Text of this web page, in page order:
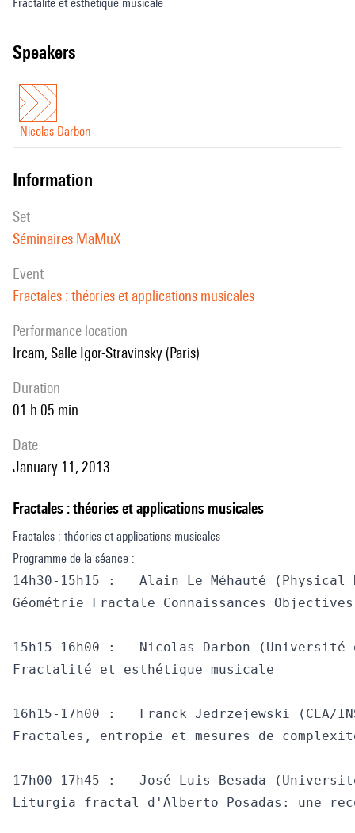
Fractalité et esthétique musicale
speakers
Nicolas Darbon
information
set
Séminaires MaMuX
event
Fractales : théories et applications musicales
performance location
Ircam, Salle Igor-Stravinsky (Paris)
duration
01 h 05 min
date
January 11, 2013
Fractales : théories et applications musicales
Fractales : théories et applications musicales
Programme de la séance :
14h30-15h15 : 	Alain Le Méhauté (Physical Department, Kazan Federal University Tatarstan Russia / Institut Franco Québécois)
Géométrie Fractale Connaissances
15h15-16h00 : 	Nicolas Darbon (Université de Rouen)
Fractalité et esthétique musicale
16h15-17h00 : 	Franck Jedrzejewski (CEA/INSTN)
Fractales, entropie et mesures de
17h00-17h45 : 	José Luis Besada (Université Paris 8 / Universidad Complutense de Madrid)
Liturgia fractal d'Alberto Posadas: une